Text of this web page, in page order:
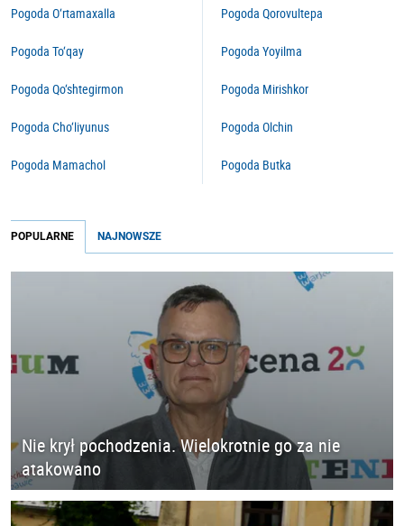
Pogoda O‘rtamaxalla
Pogoda To‘qay
Pogoda Qo‘shtegirmon
Pogoda Cho‘liyunus
Pogoda Mamachol
Pogoda Qorovultepa
Pogoda Yoyilma
Pogoda Mirishkor
Pogoda Olchin
Pogoda Butka
POPULARNE NAJNOWSZE
Nie krył pochodzenia. Wielokrotnie go za nie
atakowano